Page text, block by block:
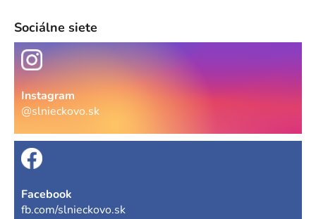
Sociálne siete
Instagram
@slnieckovo.sk
Facebook
fb.com/slnieckovo.sk